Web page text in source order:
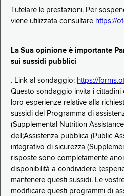
Tutelare le prestazioni. Per
viene utilizzata consultare https://
La Sua opinione è importante
sui sussidi pubblici
. Link al sondaggio: https://
Questo sondaggio invita i
loro esperienze relative alla
sussidi del Programma di
(Supplemental Nutrition
dell;Assistenza pubblica (Public
integrativo di sicurezza
risposte sono completamente
disponibilità a condividere
mantenere questi sussidi. Le
modificare questi programmi di